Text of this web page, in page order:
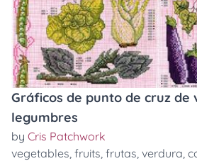
Gráficos de punto de cruz de
legumbres
by Cris Patchwork
vegetables, fruits, frutas, verdura,